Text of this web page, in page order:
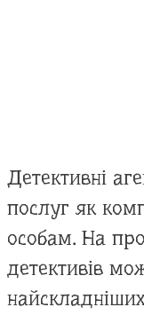
Детективні
послуг як
особам. На
детективів